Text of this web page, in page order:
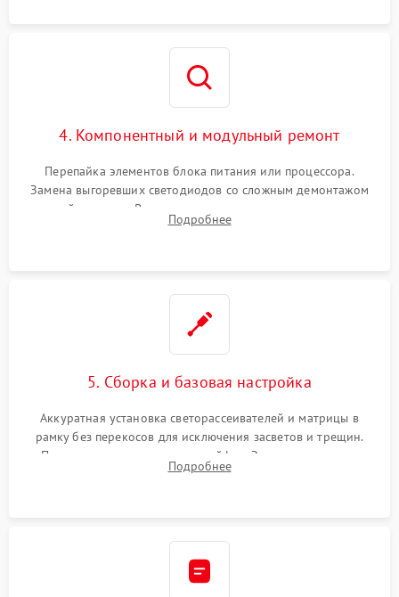
4. Компонентный и модульный ремонт
Перепайка элементов блока питания или процессора.
Замена выгоревших светодиодов со сложным демонтажом
хрупкой матрицы. Восстановление поврежденных дорожек,
прошивка микросхем памяти EEPROM
Подробнее
5. Сборка и базовая настройка
Аккуратная установка светорассеивателей и матрицы в
рамку без перекосов для исключения засветов и трещин.
Подключение внутренних шлейфов. Закрытие корпуса.
Сброс настроек и обновление программного обеспечения.
Подробнее